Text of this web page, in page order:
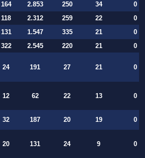
164 2.853 250 34
0
118 2.312 259 22
0
131 1.547 335 21
0
322 2.545 220 21 0
24 191 27 21 0
12 62 22 13 0
32 187 20 19 0
20 131 24 9 0